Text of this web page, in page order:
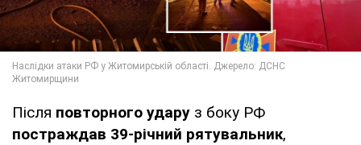
Після повторного удару з боку РФ
постраждав 39-річний рятувальник,